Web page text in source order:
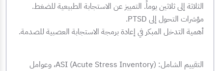
الثلاثة إلى ثلاثين يوماً. التمييز عن الاستجابة الطبيعية للضغط.
مؤشرات التحول إلى PTSD.
أهمية التدخل المبكر في إعادة برمجة الاستجابة العصبية للصدمة.
التقييم الشامل: ASI (Acute Stress Inventory)، وعوامل